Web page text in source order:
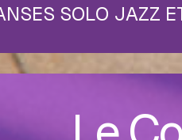
SOLO JAZZ